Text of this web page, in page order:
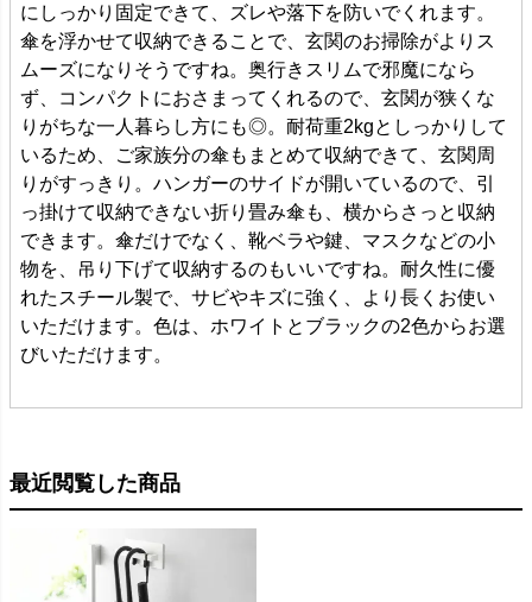
にしっかり固定できて、ズレや落下を防いでくれます。
傘を浮かせて収納できることで、玄関のお掃除がよりス
ムーズになりそうですね。奥行きスリムで邪魔になら
ず、コンパクトにおさまってくれるので、玄関が狭くな
りがちな一人暮らし方にも◎。耐荷重2kgとしっかりして
いるため、ご家族分の傘もまとめて収納できて、玄関周
りがすっきり。ハンガーのサイドが開いているので、引
っ掛けて収納できない折り畳み傘も、横からさっと収納
できます。傘だけでなく、靴ベラや鍵、マスクなどの小
物を、吊り下げて収納するのもいいですね。耐久性に優
れたスチール製で、サビやキズに強く、より長くお使い
いただけます。色は、ホワイトとブラックの2色からお選
びいただけます。
最近閲覧した商品